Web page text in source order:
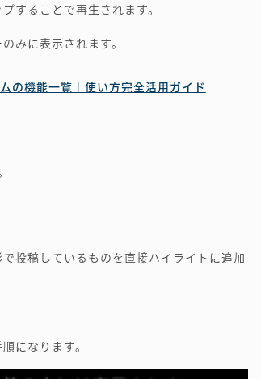
することで再生されます。
みに表示されます。
の機能一覧｜使い方完全活用ガイド
投稿しているものを直接ハイライトに追加
になります。